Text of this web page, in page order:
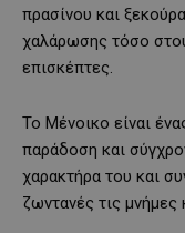
πρασίνου και
χαλάρωσης τόσο
επισκέπτες.
Το Μένοικο είναι
παράδοση και
χαρακτήρα του και
ζωντανές τις μνήμες